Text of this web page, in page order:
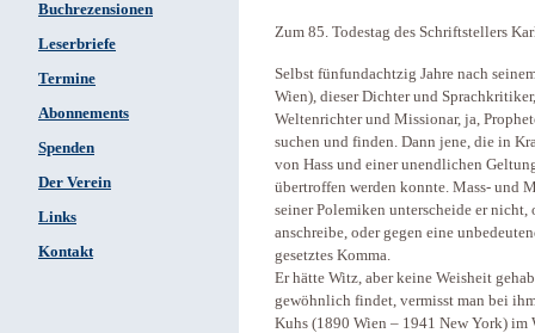
Buchrezensionen
Leserbriefe
Termine
Abonnements
Spenden
Der Verein
Links
Kontakt
Zum 85. Todestag des Schriftstellers
Selbst fünfundachtzig Jahre nach
Wien), dieser Dichter und
Weltenrichter und Missionar, ja,
suchen und finden. Dann jene, die in
von Hass und einer unendlichen
übertroffen werden konnte. Mass- und
seiner Polemiken unterscheide er nicht,
anschreibe, oder gegen eine
gesetztes Komma.
Er hätte Witz, aber keine Weisheit
gewöhnlich findet, vermisst man bei
Kuhs (1890 Wien – 1941 New York) im